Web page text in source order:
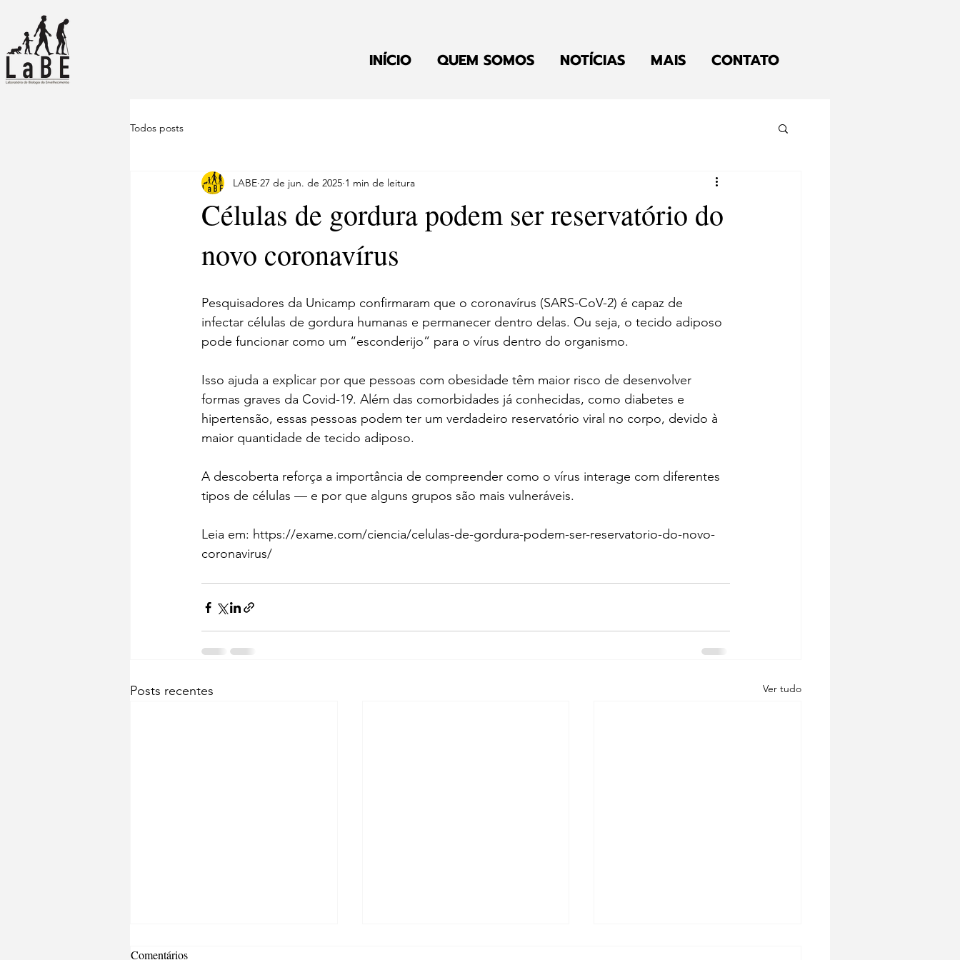
INÍCIO QUEM SOMOS NOTÍCIAS MAIS CONTATO
Todos posts
Células de gordura podem ser reservatório do
novo coronavírus
LABE 27 de jun. de 2025 1 min de leitura
Pesquisadores da Unicamp confirmaram que o coronavírus (SARS-CoV-2) é capaz de
infectar células de gordura humanas e permanecer dentro delas. Ou seja, o tecido adiposo
pode funcionar como um “esconderijo” para o vírus dentro do organismo.
Isso ajuda a explicar por que pessoas com obesidade têm maior risco de desenvolver
formas graves da Covid-19. Além das comorbidades já conhecidas, como diabetes e
hipertensão, essas pessoas podem ter um verdadeiro reservatório viral no corpo, devido à
maior quantidade de tecido adiposo.
A descoberta reforça a importância de compreender como o vírus interage com diferentes
tipos de células — e por que alguns grupos são mais vulneráveis.
Leia em: https://exame.com/ciencia/celulas-de-gordura-podem-ser-reservatorio-do-novo-
coronavirus/
Posts recentes Ver tudo
Comentários